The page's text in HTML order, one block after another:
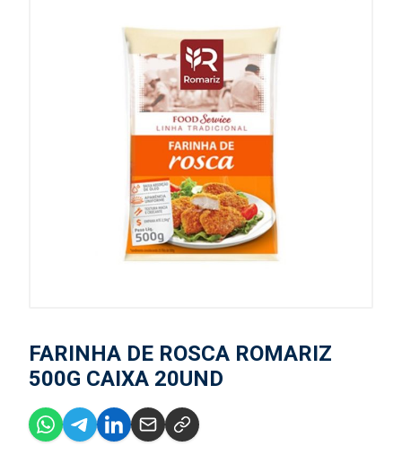
FARINHA DE ROSCA ROMARIZ
500G CAIXA 20UND